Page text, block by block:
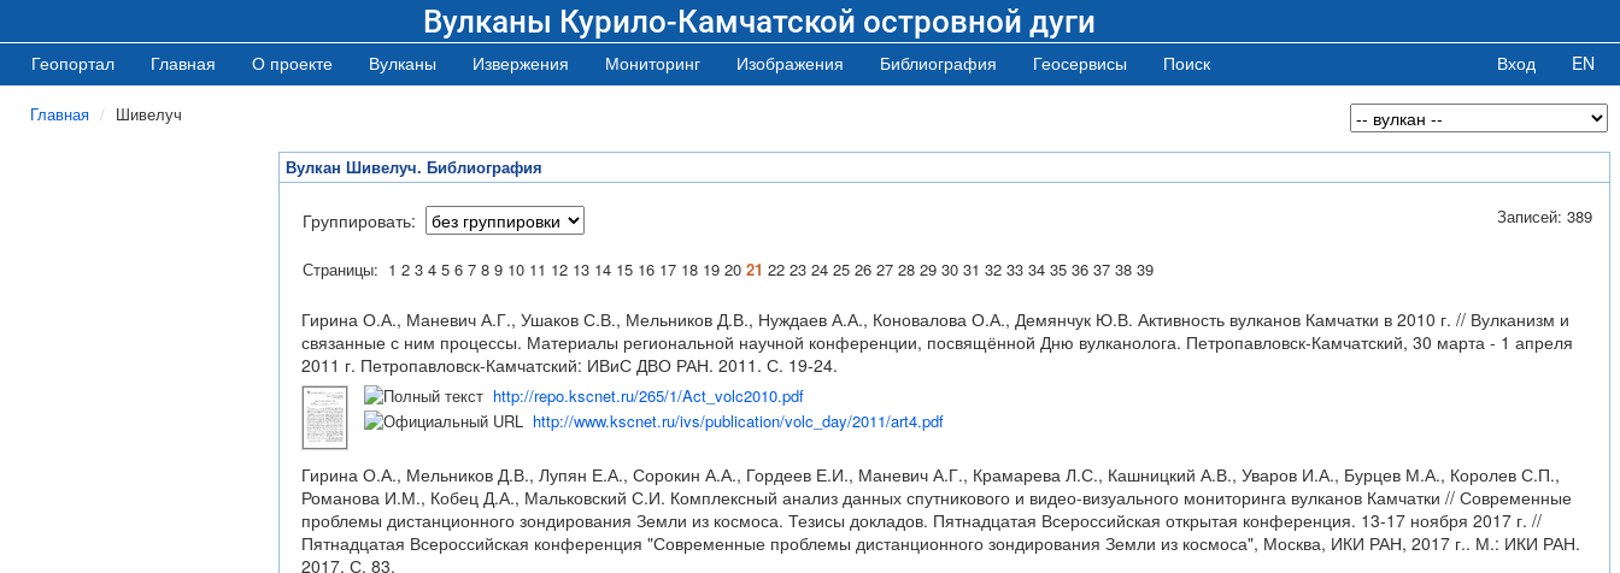
Вулканы Курило-Камчатской островной дуги
Геопортал Главная О проекте Вулканы Извержения Мониторинг Изображения Библиография Геосервисы Поиск Вход EN
Главная Шивелуч
Вулкан Шивелуч. Библиография
Группировать: Записей: 389
Страницы: 1 2 3 4 5 6 7 8 9 10 11 12 13 14 15 16 17 18 19 20 21 22 23 24 25 26 27 28 29 30 31 32 33 34 35 36 37 38 39
Гирина О.А., Маневич А.Г., Ушаков С.В., Мельников Д.В., Нуждаев А.А., Коновалова О.А., Демянчук Ю.В. Активность вулканов Камчатки в 2010 г. // Вулканизм и
связанные с ним процессы. Материалы региональной научной конференции, посвящённой Дню вулканолога. Петропавловск-Камчатский, 30 марта - 1 апреля
2011 г. Петропавловск-Камчатский: ИВиС ДВО РАН. 2011. С. 19-24.
http://repo.kscnet.ru/265/1/Act_volc2010.pdf
http://www.kscnet.ru/ivs/publication/volc_day/2011/art4.pdf
Гирина О.А., Мельников Д.В., Лупян Е.А., Сорокин А.А., Гордеев Е.И., Маневич А.Г., Крамарева Л.С., Кашницкий А.В., Уваров И.А., Бурцев М.А., Королев С.П.,
Романова И.М., Кобец Д.А., Мальковский С.И. Комплексный анализ данных спутникового и видео-визуального мониторинга вулканов Камчатки // Современные
проблемы дистанционного зондирования Земли из космоса. Тезисы докладов. Пятнадцатая Всероссийская открытая конференция. 13-17 ноября 2017 г. //
Пятнадцатая Всероссийская конференция "Современные проблемы дистанционного зондирования Земли из космоса", Москва, ИКИ РАН, 2017 г.. М.: ИКИ РАН.
2017. С. 83.